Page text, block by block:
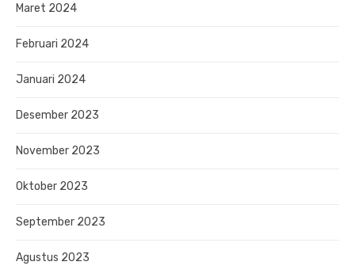
Maret 2024
Februari 2024
Januari 2024
Desember 2023
November 2023
Oktober 2023
September 2023
Agustus 2023